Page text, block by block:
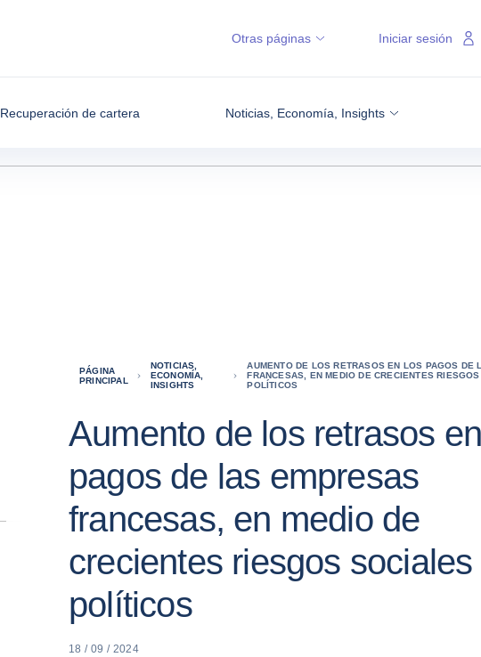
Recuperación de cartera Noticias, Economía, Insights
Otras páginas Iniciar sesión
PÁGINA
PRINCIPAL
NOTICIAS,
ECONOMÍA,
INSIGHTS
AUMENTO DE LOS RETRASOS EN LOS PAGOS DE
FRANCESAS, EN MEDIO DE CRECIENTES
POLÍTICOS
Aumento de los retrasos
pagos de las empresas
francesas, en medio de
crecientes riesgos sociales
políticos
18 / 09 / 2024